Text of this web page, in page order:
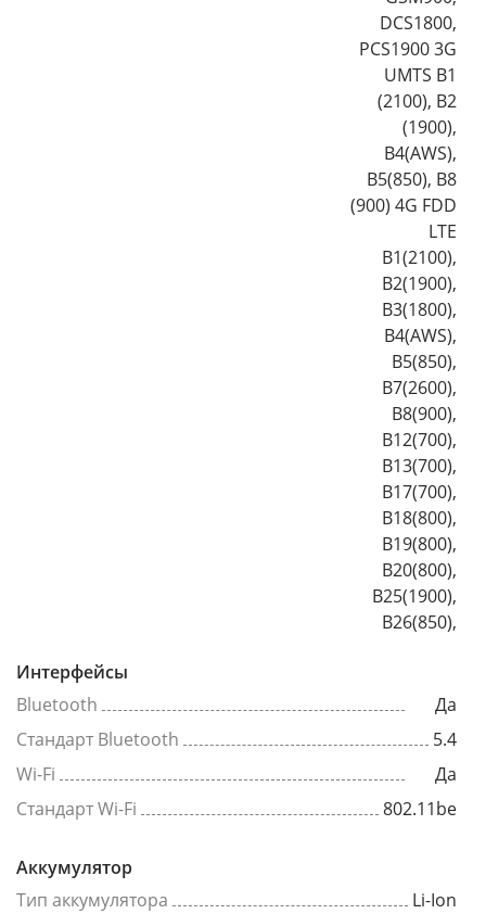
DCS1800,
PCS1900 3G
UMTS B1
(2100), B2
(1900),
B4(AWS),
B5(850), B8
(900) 4G FDD
LTE
B1(2100),
B2(1900),
B3(1800),
B4(AWS),
B5(850),
B7(2600),
B8(900),
B12(700),
B13(700),
B17(700),
B18(800),
B19(800),
B20(800),
B25(1900),
B26(850),
Интерфейсы
Bluetooth
Да
Стандарт Bluetooth
5.4
Wi-Fi
Да
Стандарт Wi-Fi
802.11be
Аккумулятор
Тип аккумулятора
Li-Ion